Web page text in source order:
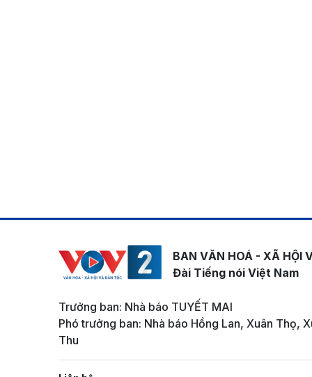
BAN VĂN HOÁ - XÃ HỘI
Đài Tiếng nói Việt Nam
Trưởng ban: Nhà báo TUYẾT MAI
Phó trưởng ban: Nhà báo Hồng Lan, Xuân Thọ,
Thu